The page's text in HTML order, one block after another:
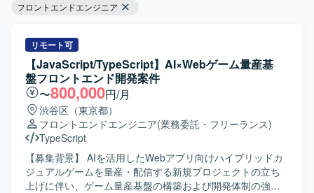
フロントエンドエンジニア
リモート可
【JavaScript/TypeScript】AI×Webゲーム量産基
盤フロントエンド開発案件
〜800,000円/月
渋谷区（東京都）
フロントエンドエンジニア(業務委託・フリーランス)
TypeScript
【募集背景】 AIを活用したWebアプリ向けハイブリッドカ
ジュアルゲームを量産・配信する新規プロジェクトの立ち
上げに伴い、ゲーム量産基盤の構築および開発体制の強化